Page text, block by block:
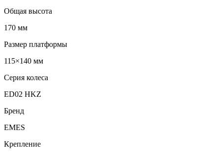
Общая высота
170 мм
Размер платформы
115×140 мм
Серия колеса
ED02 HKZ
Бренд
EMES
Крепление